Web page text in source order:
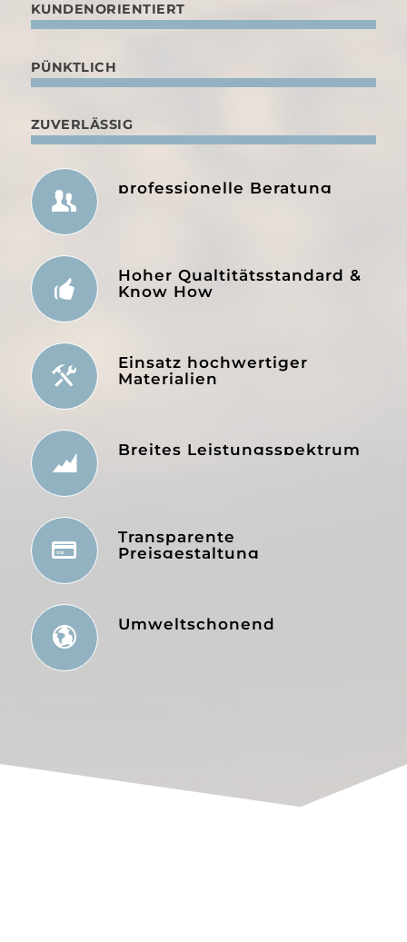
KUNDENORIENTIERT
PÜNKTLICH
ZUVERLÄSSIG
professionelle Beratung
Hoher Qualtitätsstandard &
Know How
Einsatz hochwertiger
Materialien
Breites Leistungsspektrum
Transparente
Preisgestaltung
Umweltschonend